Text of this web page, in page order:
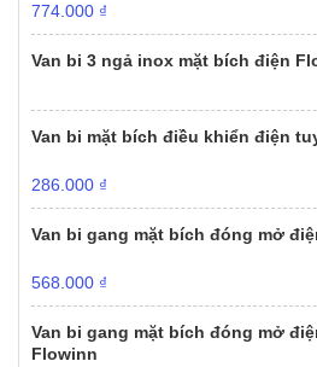
774.000 ₫
Van bi 3 ngả inox mặt bích điện
Van bi mặt bích điều khiển điện
286.000 ₫
Van bi gang mặt bích đóng mở
568.000 ₫
Van bi gang mặt bích đóng mở
Flowinn